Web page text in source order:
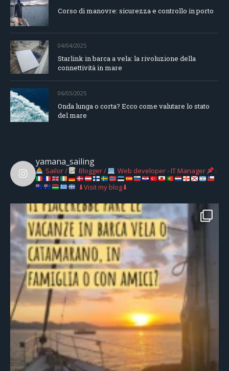
Corso di manovre: sicurezza e controllo in porto
04/04/2025
Starlink in barca a vela: la rivoluzione della
connettività in mare
06/03/2025
Onda lunga o corta? Ecco come valutare lo stato
del mare
yamana_sailing
Sailor / Blogger / Web developer - IT Manager
:
⬇Visit my blog⬇